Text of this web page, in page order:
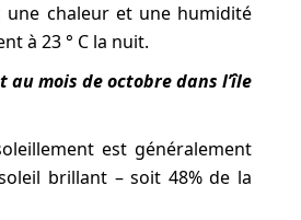
une chaleur et une humidité
à 23 ° C la nuit.
au mois de octobre dans l’île
est généralement
brillant – soit 48% de la